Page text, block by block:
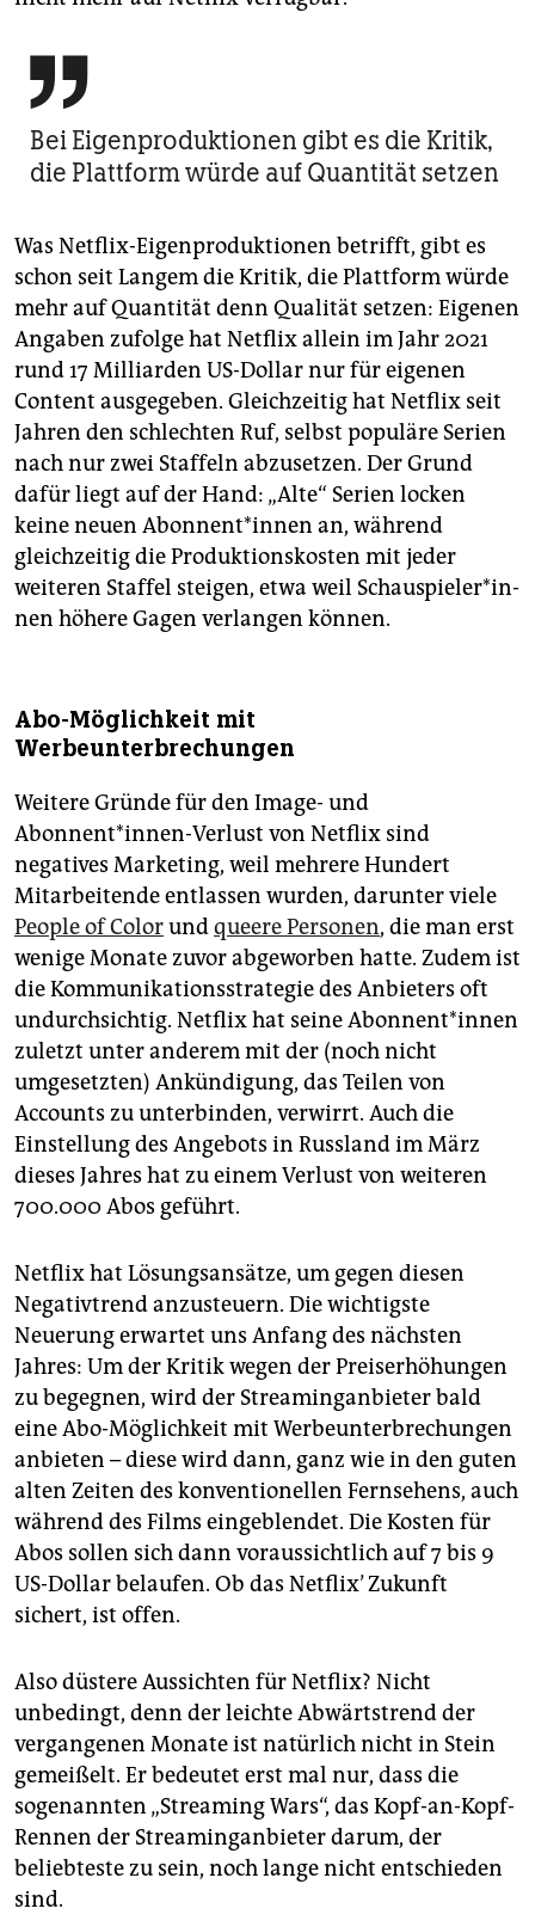

Bei Eigen­produktionen gibt es die Kritik,
die Plattform würde auf Quantität setzen
Was Netflix-Eigenproduktionen betrifft, gibt es
schon seit Langem die Kritik, die Plattform würde
mehr auf Quantität denn Qualität setzen: Eigenen
Angaben zufolge hat Netflix allein im Jahr 2021
rund 17 Milliarden US-Dollar nur für eigenen
Content ausgegeben. Gleichzeitig hat Netflix seit
Jahren den schlechten Ruf, selbst populäre Serien
nach nur zwei Staffeln abzusetzen. Der Grund
dafür liegt auf der Hand: „Alte“ Serien locken
keine neuen Abon­nen­t*in­nen an, während
gleichzeitig die Produktionskosten mit jeder
weiteren Staffel steigen, etwa weil Schau­spie­le­r*in­
nen höhere Gagen verlangen können.
Abo-Möglichkeit mit
Werbeunterbrechungen
Weitere Gründe für den Image- und
Abonnent*innen-Verlust von Netflix sind
negatives Marketing, weil mehrere Hundert
Mitarbeitende entlassen wurden, darunter viele
People of Colorundqueere Personen, die man erst
wenige Monate zuvor abgeworben hatte. Zudem ist
die Kommunikationsstrategie des Anbieters oft
undurchsichtig. Netflix hat seine Abon­nen­t*in­nen
zuletzt unter anderem mit der (noch nicht
umgesetzten) Ankündigung, das Teilen von
Accounts zu unterbinden, verwirrt. Auch die
Einstellung des Angebots in Russland im März
dieses Jahres hat zu einem Verlust von weiteren
700.000 Abos geführt.
Netflix hat Lösungsansätze, um gegen diesen
Negativtrend anzusteuern. Die wichtigste
Neuerung erwartet uns Anfang des nächsten
Jahres: Um der Kritik wegen der Preiserhöhungen
zu begegnen, wird der Streaming­anbieter bald
eine Abo-Möglichkeit mit Werbeunterbrechungen
anbieten – diese wird dann, ganz wie in den guten
alten Zeiten des konventionellen Fernsehens, auch
während des Films eingeblendet. Die Kosten für
Abos sollen sich dann voraussichtlich auf 7 bis 9
US-Dollar belaufen. Ob das Netflix’ Zukunft
sichert, ist offen.
Also düstere Aussichten für Netflix? Nicht
unbedingt, denn der leichte Abwärtstrend der
vergangenen Monate ist natürlich nicht in Stein
gemeißelt. Er bedeutet erst mal nur, dass die
sogenannten „Streaming Wars“, das Kopf-an-Kopf-
Rennen der Streaminganbieter darum, der
beliebteste zu sein, noch lange nicht entschieden
sind.